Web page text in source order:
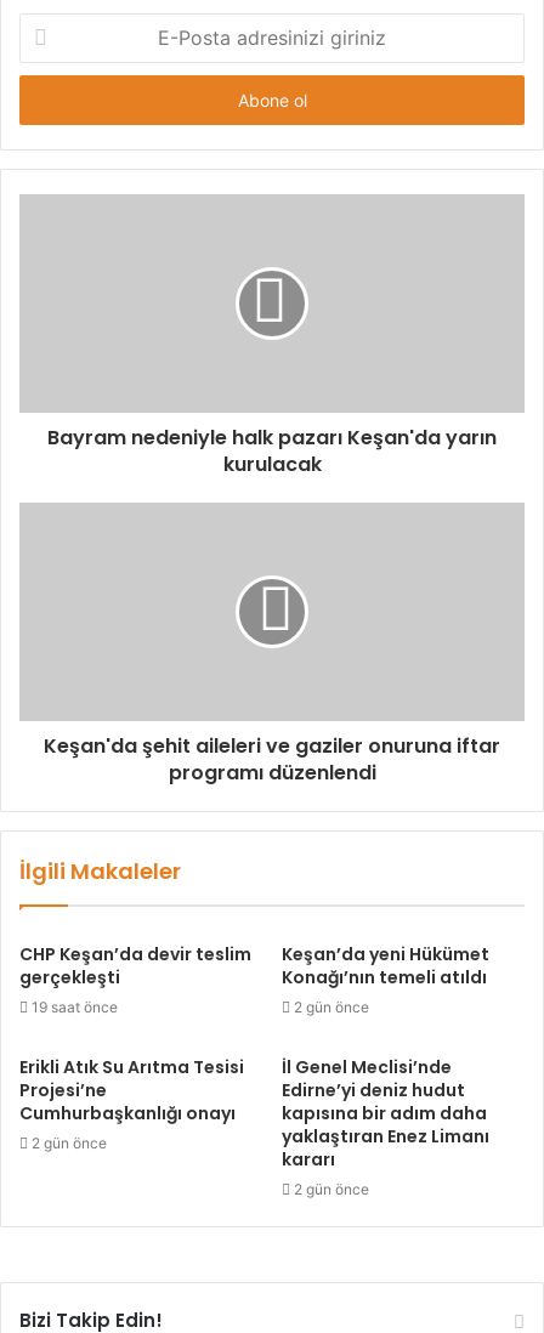
Posta
adresinizi
Bayram nedeniyle halk pazarı Keşan'da yarın
kurulacak
Keşan'da şehit aileleri ve gaziler onuruna iftar
programı düzenlendi
İlgili Makaleler
CHP Keşan’da devir teslim
gerçekleşti
19 saat önce
Keşan’da yeni Hükümet
Konağı’nın temeli atıldı
2 gün önce
Erikli Atık Su Arıtma Tesisi
Projesi’ne
Cumhurbaşkanlığı onayı
2 gün önce
İl Genel Meclisi’nde
Edirne’yi deniz hudut
kapısına bir adım daha
yaklaştıran Enez Limanı
kararı
2 gün önce
Bizi Takip Edin!